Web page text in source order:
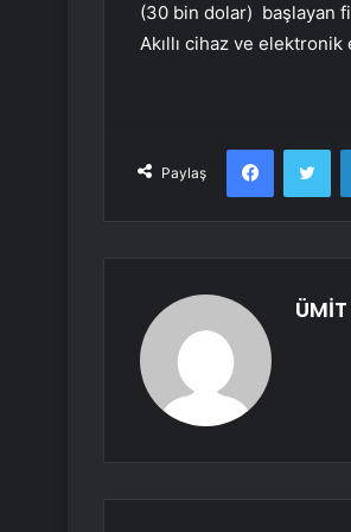
(30 bin dolar) başlayan
Akıllı cihaz ve
Paylaş
Facebook